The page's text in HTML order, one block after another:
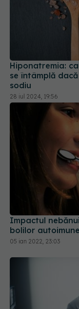
Hiponatremia:
se întâmplă
sodiu
28 iul 2024, 19:56
Impactul
bolilor
05 ian 2022, 23:03